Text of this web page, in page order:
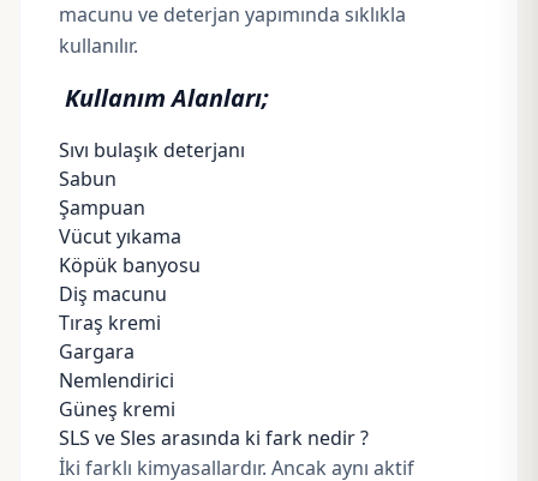
macunu ve deterjan yapımında sıklıkla
kullanılır.
Kullanım Alanları;
Sıvı bulaşık deterjanı
Sabun
Şampuan
Vücut yıkama
Köpük banyosu
Diş macunu
Tıraş kremi
Gargara
Nemlendirici
Güneş kremi
SLS ve Sles arasında ki fark nedir ?
İki farklı kimyasallardır. Ancak aynı aktif